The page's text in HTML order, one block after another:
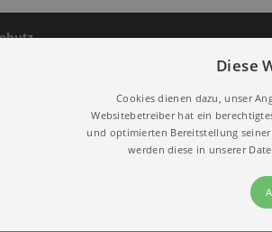
Deutscher Heilpraktiker
Diese
Cookies dienen dazu, unser
Websitebetreiber hat ein
und optimierten Bereitstellung seiner
werden diese in unserer